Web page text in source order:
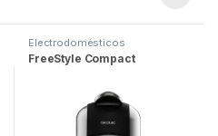
Electrodomésticos
FreeStyle Compact